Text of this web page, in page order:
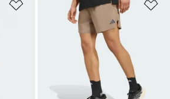
위시리스트 담기